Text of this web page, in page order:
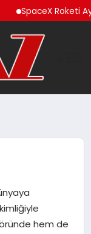
SpaceX Roketi Ay’a
hem de